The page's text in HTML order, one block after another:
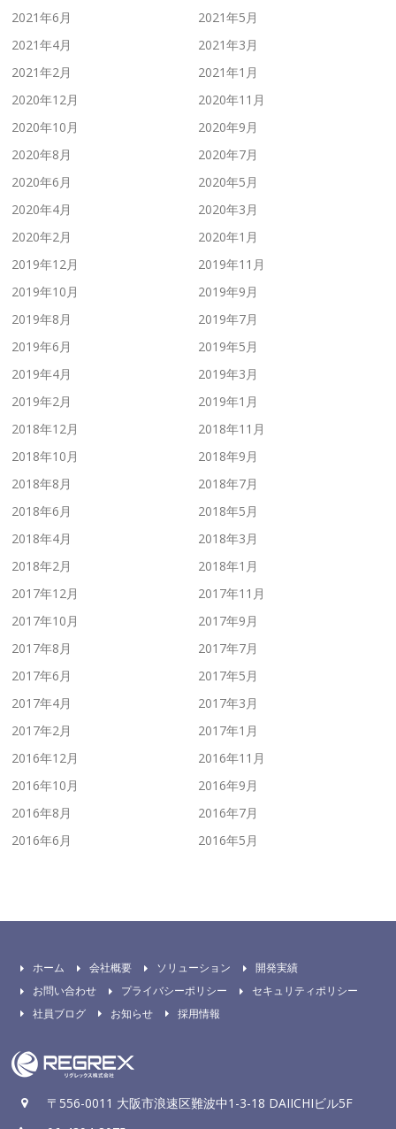
2021年6月
2021年5月
2021年4月
2021年3月
2021年2月
2021年1月
2020年12月
2020年11月
2020年10月
2020年9月
2020年8月
2020年7月
2020年6月
2020年5月
2020年4月
2020年3月
2020年2月
2020年1月
2019年12月
2019年11月
2019年10月
2019年9月
2019年8月
2019年7月
2019年6月
2019年5月
2019年4月
2019年3月
2019年2月
2019年1月
2018年12月
2018年11月
2018年10月
2018年9月
2018年8月
2018年7月
2018年6月
2018年5月
2018年4月
2018年3月
2018年2月
2018年1月
2017年12月
2017年11月
2017年10月
2017年9月
2017年8月
2017年7月
2017年6月
2017年5月
2017年4月
2017年3月
2017年2月
2017年1月
2016年12月
2016年11月
2016年10月
2016年9月
2016年8月
2016年7月
2016年6月
2016年5月
ホーム 会社概要 ソリューション
開発実績
お問い合わせ
プライバシーポリシー
セキュリティポリシー
社員ブログ
お知らせ 採用情報
〒556-0011 大阪市浪速区難波中1-3-18 DAIICHIビル5F